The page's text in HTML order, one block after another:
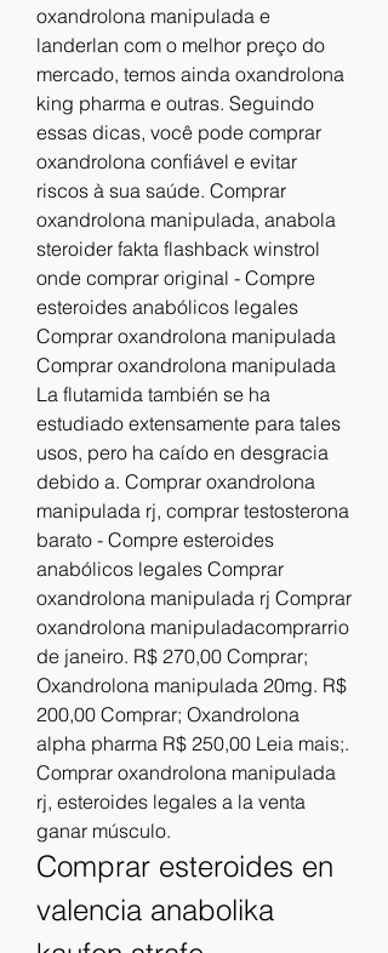
oxandrolona manipulada e
landerlan com o melhor preço do
mercado, temos ainda oxandrolona
king pharma e outras. Seguindo
essas dicas, você pode comprar
oxandrolona confiável e evitar
riscos à sua saúde. Comprar
oxandrolona manipulada, anabola
steroider fakta flashback winstrol
onde comprar original - Compre
esteroides anabólicos legales
Comprar oxandrolona manipulada
Comprar oxandrolona manipulada
La flutamida también se ha
estudiado extensamente para tales
usos, pero ha caído en desgracia
debido a. Comprar oxandrolona
manipulada rj, comprar testosterona
barato - Compre esteroides
anabólicos legales Comprar
oxandrolona manipulada rj Comprar
oxandrolona manipuladacomprarrio
de janeiro. R$ 270,00 Comprar;
Oxandrolona manipulada 20mg. R$
200,00 Comprar; Oxandrolona
alpha pharma R$ 250,00 Leia mais;.
Comprar oxandrolona manipulada
rj, esteroides legales a la venta
ganar músculo.
Comprar esteroides en
valencia anabolika